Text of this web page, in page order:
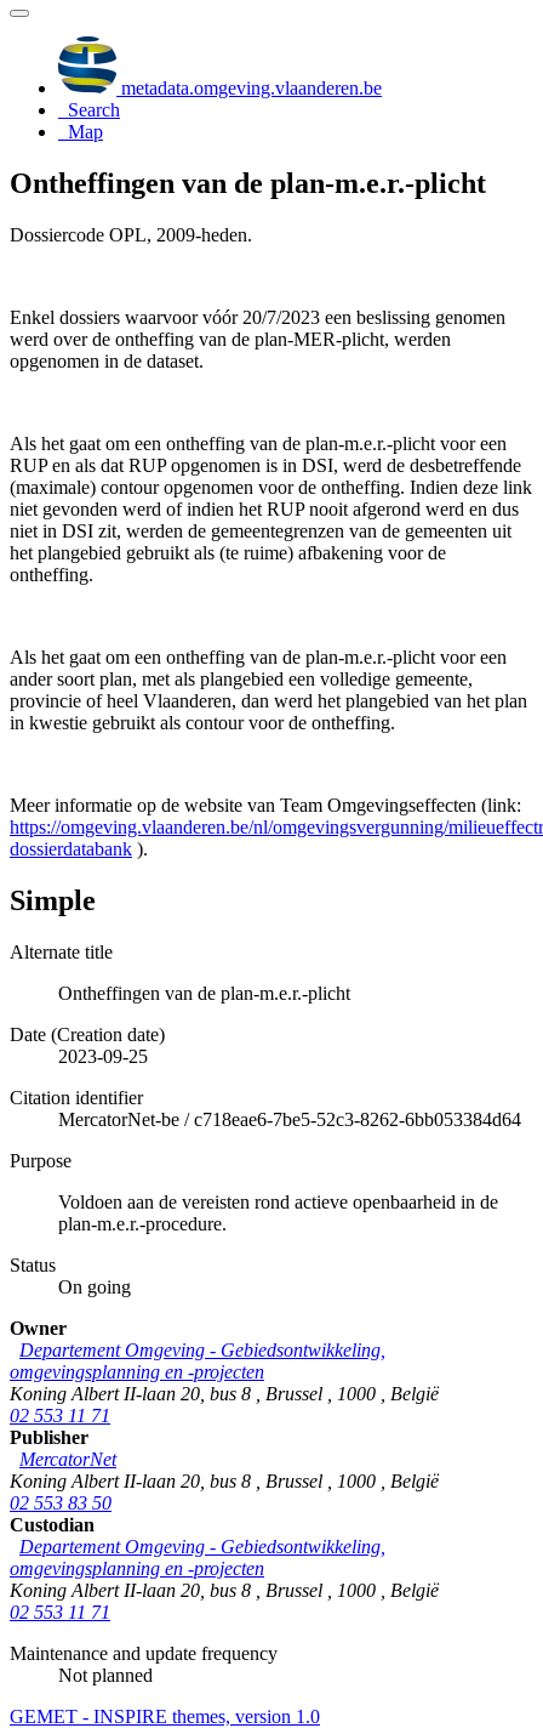
metadata.omgeving.vlaanderen.be
Search
Map
Ontheffingen van de plan-m.e.r.-plicht
Dossiercode OPL, 2009-heden.
Enkel dossiers waarvoor vóór 20/7/2023 een beslissing genomen
werd over de ontheffing van de plan-MER-plicht, werden
opgenomen in de dataset.
Als het gaat om een ontheffing van de plan-m.e.r.-plicht voor een
RUP en als dat RUP opgenomen is in DSI, werd de desbetreffende
(maximale) contour opgenomen voor de ontheffing. Indien deze link
niet gevonden werd of indien het RUP nooit afgerond werd en dus
niet in DSI zit, werden de gemeentegrenzen van de gemeenten uit
het plangebied gebruikt als (te ruime) afbakening voor de
ontheffing.
Als het gaat om een ontheffing van de plan-m.e.r.-plicht voor een
ander soort plan, met als plangebied een volledige gemeente,
provincie of heel Vlaanderen, dan werd het plangebied van het plan
in kwestie gebruikt als contour voor de ontheffing.
Meer informatie op de website van Team Omgevingseffecten (link:
https://omgeving.vlaanderen.be/nl/omgevingsvergunning/
dossierdatabank ).
Simple
Alternate title
Ontheffingen van de plan-m.e.r.-plicht
Date (Creation date)
2023-09-25
Citation identifier
MercatorNet-be /c718eae6-7be5-52c3-8262-6bb053384d64
Purpose
Voldoen aan de vereisten rond actieve openbaarheid in de
plan-m.e.r.-procedure.
Status
On going
Owner
Departement Omgeving - Gebiedsontwikkeling,
omgevingsplanning en -projecten
Koning Albert II-laan 20, bus 8
Brussel 1000
België
02 553 11 71
Publisher
MercatorNet
Koning Albert II-laan 20, bus 8
Brussel 1000
België
02 553 83 50
Custodian
Departement Omgeving - Gebiedsontwikkeling,
omgevingsplanning en -projecten
Koning Albert II-laan 20, bus 8
Brussel 1000
België
02 553 11 71
Maintenance and update frequency
Not planned
GEMET - INSPIRE themes, version 1.0